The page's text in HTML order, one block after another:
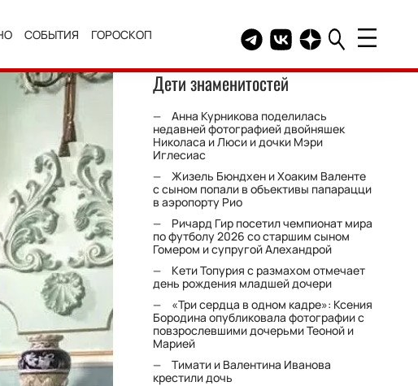
СОБЫТИЯ ГОРОСКОП Telegram канал HELLO
Группа HELLO
Канал HELLO в
Дети знаменитостей
Анна Курникова поделилась
недавней фотографией двойняшек
Николаса и Люси и дочки Мэри
Иглесиас
Жизель Бюндхен и Хоаким Валенте
с сыном попали в объективы папарацци
в аэропорту Рио
Ричард Гир посетил чемпионат мира
по футболу 2026 со старшим сыном
Гомером и супругой Алехандрой
Кети Топурия с размахом отмечает
день рождения младшей дочери
«Три сердца в одном кадре»: Ксения
Бородина опубликовала фотографии с
повзрослевшими дочерьми Теоной и
Марией
Тимати и Валентина Иванова
крестили дочь